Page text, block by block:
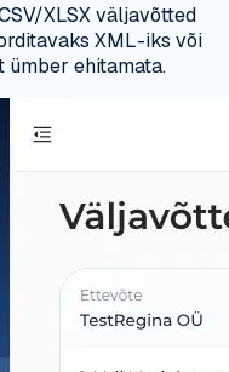
XLSX väljavõtted
XML-iks või
ümber ehitamata.